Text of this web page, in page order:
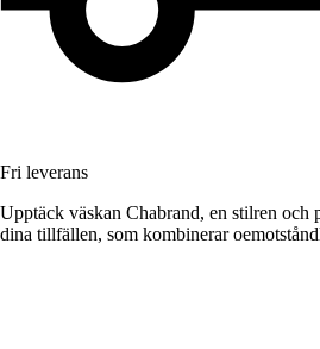
Fri leverans
Upptäck väskan Chabrand, en stilren och
dina tillfällen, som kombinerar